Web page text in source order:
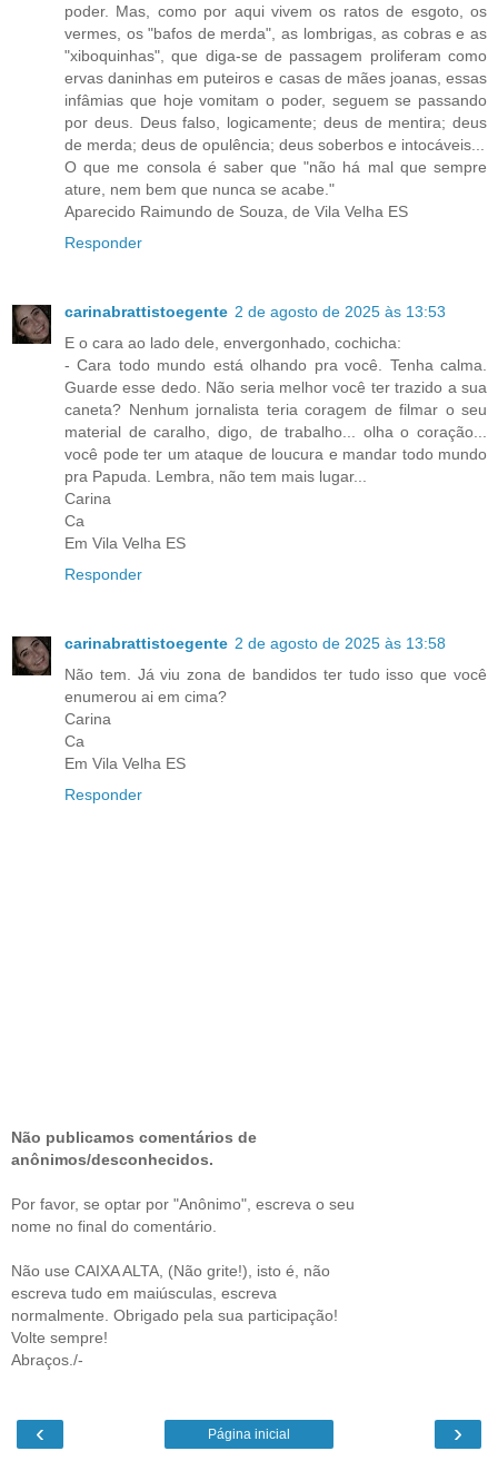
poder. Mas, como por aqui vivem os ratos de esgoto, os
vermes, os "bafos de merda", as lombrigas, as cobras e as
"xiboquinhas", que diga-se de passagem proliferam como
ervas daninhas em puteiros e casas de mães joanas, essas
infâmias que hoje vomitam o poder, seguem se passando
por deus. Deus falso, logicamente; deus de mentira; deus
de merda; deus de opulência; deus soberbos e intocáveis...
O que me consola é saber que "não há mal que sempre
ature, nem bem que nunca se acabe."
Aparecido Raimundo de Souza, de Vila Velha ES
Responder
carinabrattistoegente 2 de agosto de 2025 às 13:53
E o cara ao lado dele, envergonhado, cochicha:
- Cara todo mundo está olhando pra você. Tenha calma.
Guarde esse dedo. Não seria melhor você ter trazido a sua
caneta? Nenhum jornalista teria coragem de filmar o seu
material de caralho, digo, de trabalho... olha o coração...
você pode ter um ataque de loucura e mandar todo mundo
pra Papuda. Lembra, não tem mais lugar...
Carina
Ca
Em Vila Velha ES
Responder
carinabrattistoegente 2 de agosto de 2025 às 13:58
Não tem. Já viu zona de bandidos ter tudo isso que você
enumerou ai em cima?
Carina
Ca
Em Vila Velha ES
Responder
Não publicamos comentários de
anônimos/desconhecidos.
Por favor, se optar por "Anônimo", escreva o seu
nome no final do comentário.
Não use CAIXA ALTA, (Não grite!), isto é, não
escreva tudo em maiúsculas, escreva
normalmente. Obrigado pela sua participação!
Volte sempre!
Abraços./-
‹ ›
Página inicial